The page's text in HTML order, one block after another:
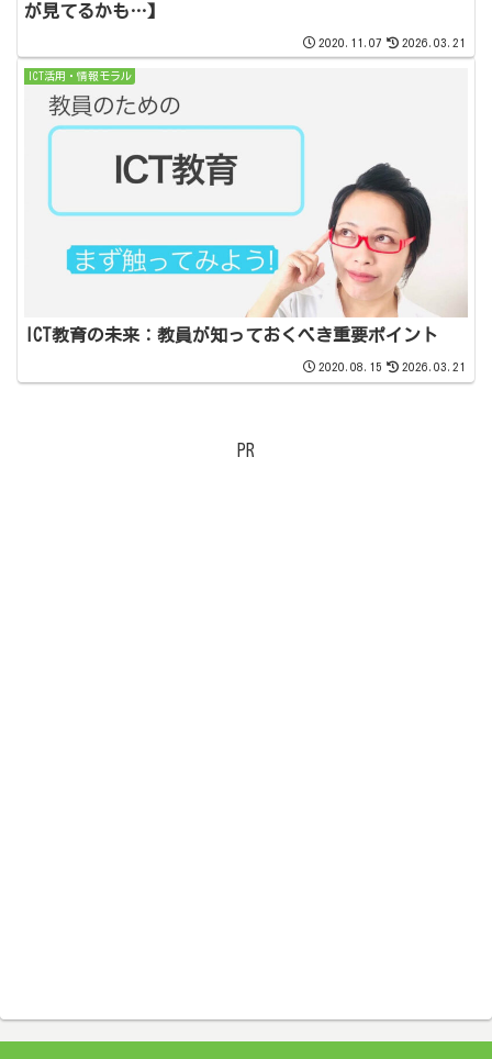
が見てるかも…】
2020.11.07 2026.03.21
ICT活用・情報モラル
ICT教育の未来：教員が知っておくべき重要ポイント
2020.08.15 2026.03.21
PR